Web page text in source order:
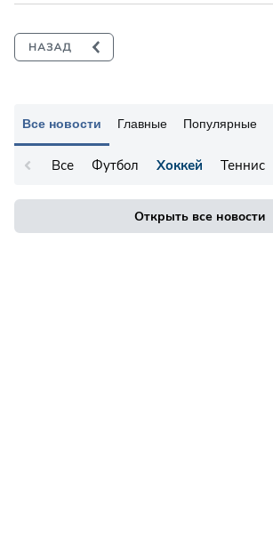
Все новости Главные Популярные
Все Футбол Хоккей Теннис
Открыть все новости